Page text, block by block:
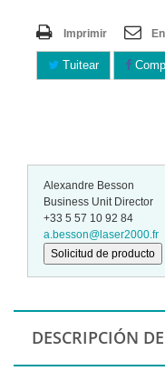
Imprimir
Tuitear
Alexandre Besson
Business Unit Director
+33 5 57 10 92 84
a.besson@laser2000.fr
Solicitud de producto
DESCRIPCIÓN